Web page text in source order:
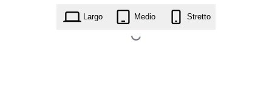
Largo Medio Stretto